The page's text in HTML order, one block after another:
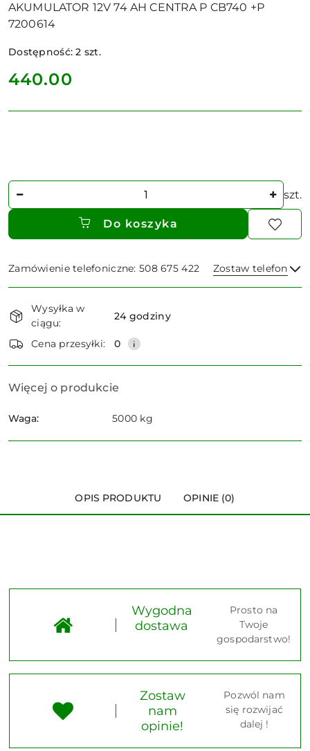
AKUMULATOR 12V 74 AH CENTRA P CB740 +P
7200614
Dostępność:2 szt.
cena:
440.00
szt.
Do koszyka
Zamówienie telefoniczne: 508 675 422 Zostaw telefon
i
dostawa
Wysyłka w
ciągu:
24 godziny
Cena przesyłki: 0
Więcej o produkcie
Waga: 5000 kg
OPIS PRODUKTU OPINIE (0)
Wygodna
dostawa
Prosto na
Twoje
gospodarstwo!
Zostaw
nam
opinie!
Pozwól nam
się rozwijać
dalej !